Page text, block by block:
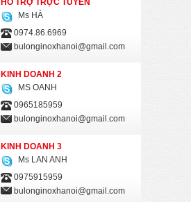
HỖ TRỢ TRỰC TUYẾN
Ms HÀ
0974.86.6969
bulonginoxhanoi@gmail.com
KINH DOANH 2
MS OANH
0965185959
bulonginoxhanoi@gmail.com
KINH DOANH 3
Ms LAN ANH
0975915959
bulonginoxhanoi@gmail.com